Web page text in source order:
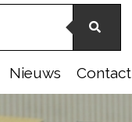
Nieuws Contact